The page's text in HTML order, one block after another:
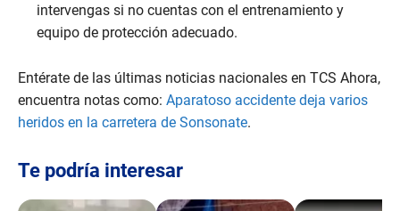
intervengas si no cuentas con el entrenamiento y
equipo de protección adecuado.
Entérate de las últimas noticias nacionales en TCS Ahora,
encuentra notas como: Aparatoso accidente deja varios
heridos en la carretera de Sonsonate.
Te podría interesar